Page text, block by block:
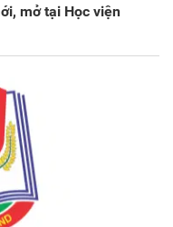
mở tại Học viện